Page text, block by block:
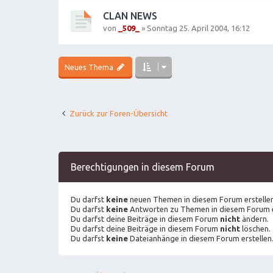
CLAN NEWS
von _509_ » Sonntag 25. April 2004, 16:12
Neues Thema
Zurück zur Foren-Übersicht
Berechtigungen in diesem Forum
Du darfst keine neuen Themen in diesem Forum
Du darfst keine Antworten zu Themen in diesem Forum
Du darfst deine Beiträge in diesem Forum nicht ändern.
Du darfst deine Beiträge in diesem Forum nicht löschen.
Du darfst keine Dateianhänge in diesem Forum erstellen.